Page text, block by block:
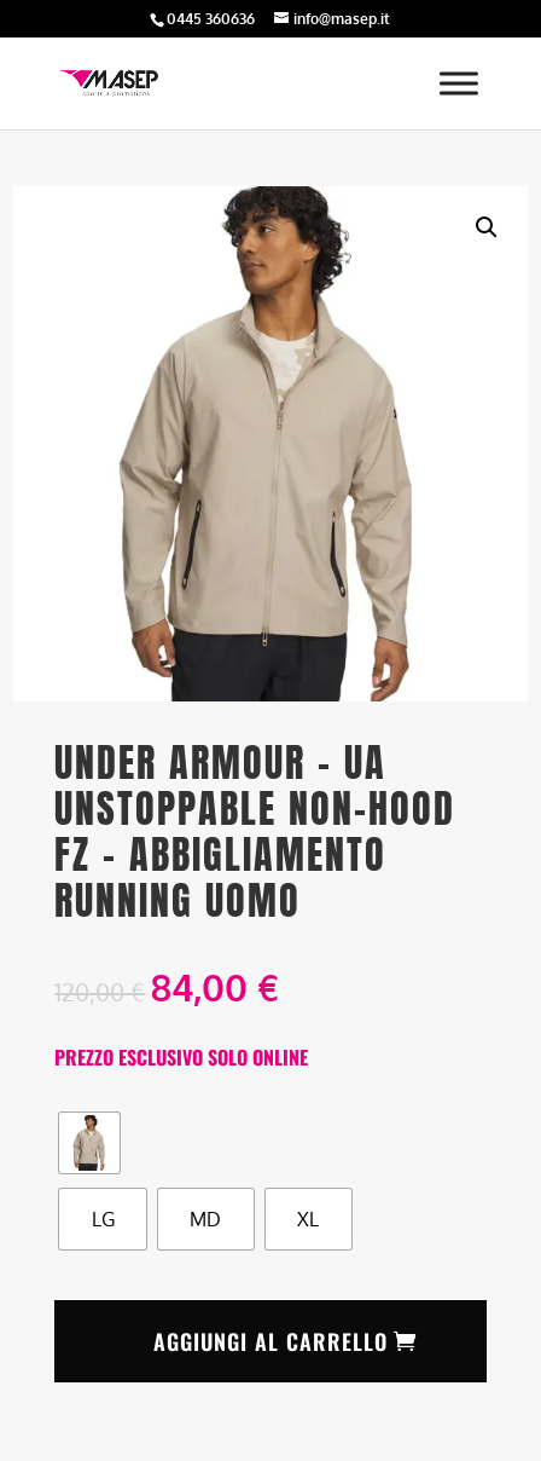
0445 360636 info@masep.it
UNDER ARMOUR – UA
UNSTOPPABLE NON-HOOD
FZ – ABBIGLIAMENTO
RUNNING UOMO
120,00€ 84,00 €
PREZZO ESCLUSIVO SOLO ONLINE
LG MD XL
AGGIUNGI AL CARRELLO